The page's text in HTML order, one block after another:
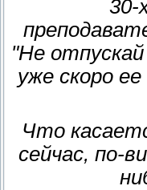
30-
"Не
уже скоро
Что
сейчас, по-